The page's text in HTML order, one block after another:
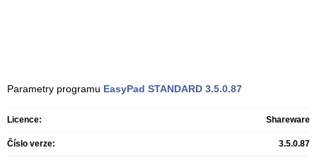
Parametry programu EasyPad STANDARD 3.5.0.87
Licence: Shareware
Číslo verze: 3.5.0.87